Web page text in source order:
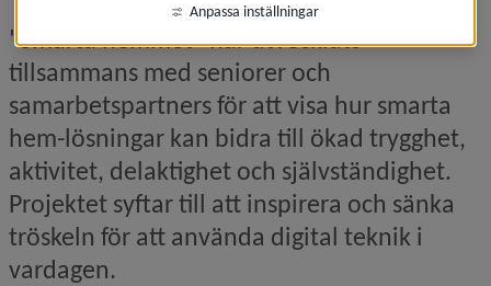
"Smarta hemmet" har utvecklats
tillsammans med seniorer och
samarbetspartners för att visa hur smarta
hem-lösningar kan bidra till ökad trygghet,
aktivitet, delaktighet och självständighet.
Projektet syftar till att inspirera och sänka
tröskeln för att använda digital teknik i
vardagen.
Anpassa inställningar